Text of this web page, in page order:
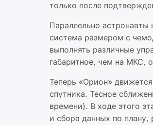
только после
Параллельно астронавты
система размером с
выполнять различные
габаритное, чем на МКС,
Теперь «Орион»
спутника. Тесное
времени). В ходе этого
и сбора данных по плану,